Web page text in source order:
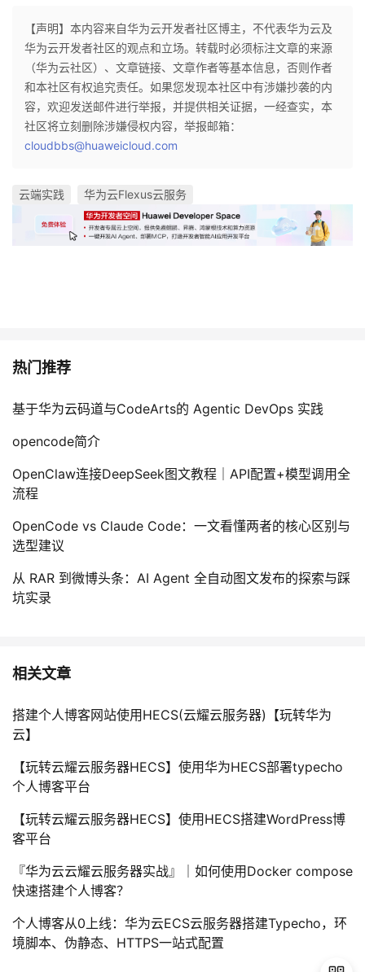
【声明】本内容来自华为云开发者社区博主，不代表华为云及
华为云开发者社区的观点和立场。转载时必须标注文章的来源
（华为云社区）、文章链接、文章作者等基本信息，否则作者
和本社区有权追究责任。如果您发现本社区中有涉嫌抄袭的内
容，欢迎发送邮件进行举报，并提供相关证据，一经查实，本
社区将立刻删除涉嫌侵权内容，举报邮箱：
cloudbbs@huaweicloud.com
云端实践 华为云Flexus云服务
热门推荐
基于华为云码道与CodeArts的 Agentic DevOps 实践
opencode简介
OpenClaw连接DeepSeek图文教程｜API配置+模型调用全
流程
OpenCode vs Claude Code：一文看懂两者的核心区别与
选型建议
从 RAR 到微博头条：AI Agent 全自动图文发布的探索与踩
坑实录
相关文章
搭建个人博客网站使用HECS(云耀云服务器)【玩转华为
云】
【玩转云耀云服务器HECS】使用华为HECS部署typecho
个人博客平台
【玩转云耀云服务器HECS】使用HECS搭建WordPress博
客平台
『华为云云耀云服务器实战』｜如何使用Docker compose
快速搭建个人博客？
个人博客从0上线：华为云ECS云服务器搭建Typecho，环
境脚本、伪静态、HTTPS一站式配置